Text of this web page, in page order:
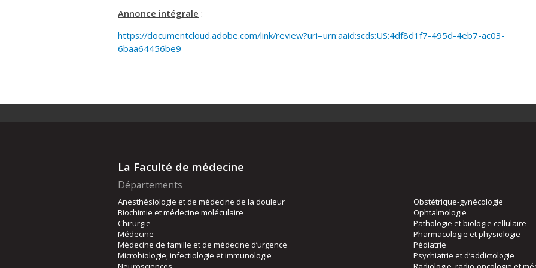
Annonce intégrale :
https://documentcloud.adobe.com/link/review?uri=urn:aaid:scds:US:4df8d1f7-495d-4eb7-ac03-
6baa64456be9
La Faculté de médecine
Départements
Anesthésiologie et de médecine de la douleur
Biochimie et médecine moléculaire
Chirurgie
Médecine
Médecine de famille et de médecine d’urgence
Microbiologie, infectiologie et immunologie
Obstétrique-gynécologie
Ophtalmologie
Pathologie et biologie cellulaire
Pharmacologie et physiologie
Pédiatrie
Psychiatrie et d’addictologie